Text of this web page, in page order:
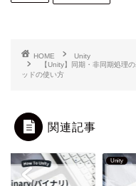
HOME
Unity
【Unity】同期・非同期処理
ッドの使い方
関連記事
Unity